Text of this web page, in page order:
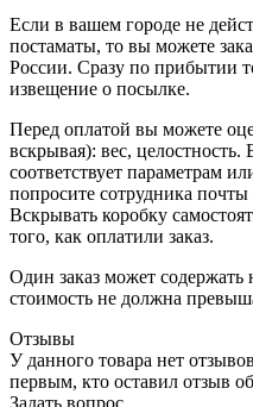
Если в вашем городе не
постаматы, то вы можете
России. Сразу по прибытии
извещение о посылке.
Перед оплатой вы можете
вскрывая): вес, целостность.
соответствует параметрам
попросите сотрудника почты
Вскрывать коробку
того, как оплатили заказ.
Один заказ может
стоимость не должна
Отзывы
У данного товара нет
первым, кто оставил отзыв
Задать вопрос